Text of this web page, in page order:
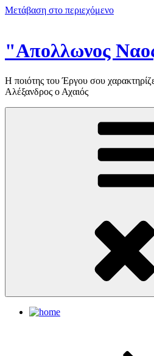
Μετάβαση στο περιεχόμενο
"Απολλωνος
Η ποιότης του Έργου σου
Αλέξανδρος ο Αχαιός